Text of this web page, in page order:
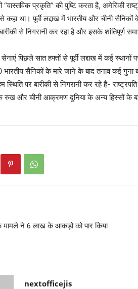
“वास्तविक प्रकृति” की पुष्टि करता है, अमेरिकी
था। पूर्वी लद्दाख में भारतीय और चीनी
से निगरानी कर रहा है और इसके शांतिपूर्ण
सेनाएं पिछले सात हफ्तों से पूर्वी लद्दाख में कई
सैनिकों के मारे जाने के बाद तनाव कई गुना
पर बारीकी से निगरानी कर रहे हैं-
और चीनी आक्रमण दुनिया के अन्य हिस्सों के
मामले ने 6 लाख के आकड़ो को पार किया
nextofficejis